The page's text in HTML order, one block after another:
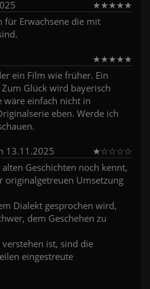
★★★★★
für Erwachsene die mit
★★★★★
ein Film wie früher. Ein
Glück wird bayerisch
wäre einfach nicht in
eben. Werde ich
13.11.2025 ★☆☆☆☆
Geschichten noch kennt,
originalgetreuen Umsetzung
Dialekt gesprochen wird,
dem Geschehen zu
ist, sind die
eingestreute